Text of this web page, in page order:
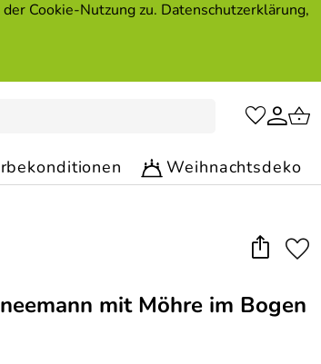
Cookie-Nutzung zu. Datenschutzerklärung,
Weihnachtsdeko
mit Möhre im Bogen